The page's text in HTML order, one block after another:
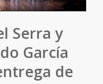
Serra y
García
de